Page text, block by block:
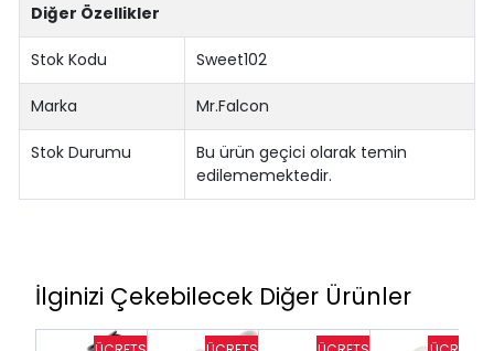
Diğer Özellikler
Stok Kodu Sweet102
Marka Mr.Falcon
Stok Durumu
Bu ürün geçici olarak temin
edilememektedir.
İlginizi Çekebilecek Diğer Ürünler